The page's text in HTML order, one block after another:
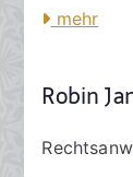
mehr
Robin